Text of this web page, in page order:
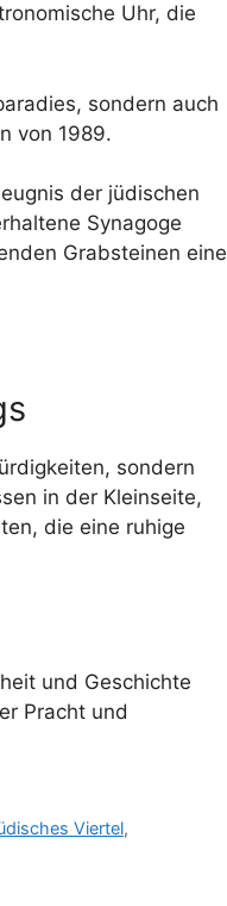
Uhr, die
sondern auch
von 1989.
der jüdischen
Synagoge
Grabsteinen eine
sondern
in der Kleinseite,
die eine ruhige
und Geschichte
Pracht und
Viertel,